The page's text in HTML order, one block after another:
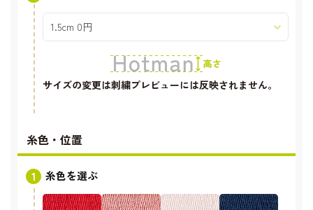
サイズの変更は刺繍プレビューには反映されません。
糸色・位置
糸色を選ぶ